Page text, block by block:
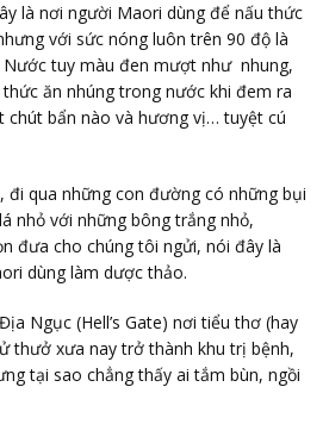
là nơi người Maori dùng để nấu thức
với sức nóng luôn trên 90 độ là
tuy màu đen mượt như nhung,
ăn nhúng trong nước khi đem ra
chút bẩn nào và hương vị… tuyệt cú
đi qua những con đường có những bụi
nhỏ với những bông trắng nhỏ,
đưa cho chúng tôi ngửi, nói đây là
dùng làm dược thảo.
Ngục (Hell’s Gate) nơi tiểu thơ (hay
thưở xưa nay trở thành khu trị bệnh,
tại sao chẳng thấy ai tắm bùn, ngồi